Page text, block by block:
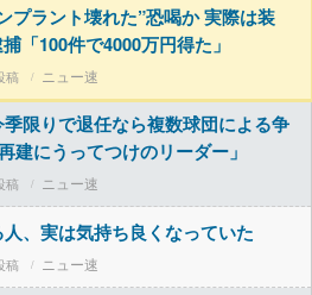
プラント壊れた”恐喝か 実際は装
「100件で4000万円得た」
ニュー速
限りで退任なら複数球団による争
建にうってつけのリーダー」
ニュー速
人、実は気持ち良くなっていた
ニュー速